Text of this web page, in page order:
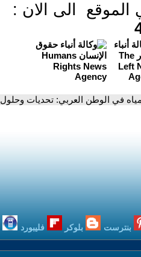
الى الان :
في الوطن العربي: تحديات وحلول
بنترست بلوكر فليبورد